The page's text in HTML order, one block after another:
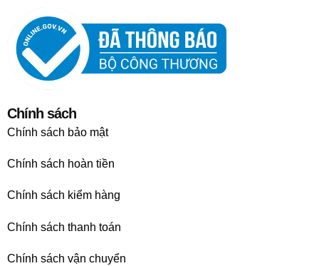
Chính sách
Chính sách bảo mật
Chính sách hoàn tiền
Chính sách kiểm hàng
Chính sách thanh toán
Chính sách vận chuyển